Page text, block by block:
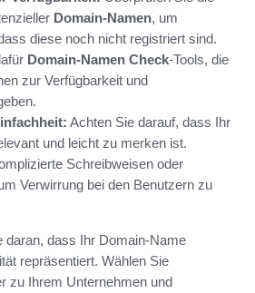
Domain-Namen, um
diese noch nicht registriert sind.
Domain-Namen Check-Tools, die
zur Verfügbarkeit und
Achten Sie darauf, dass Ihr
und leicht zu merken ist.
Schreibweisen oder
Verwirrung bei den Benutzern zu
daran, dass Ihr Domain-Name
repräsentiert. Wählen Sie
zu Ihrem Unternehmen und